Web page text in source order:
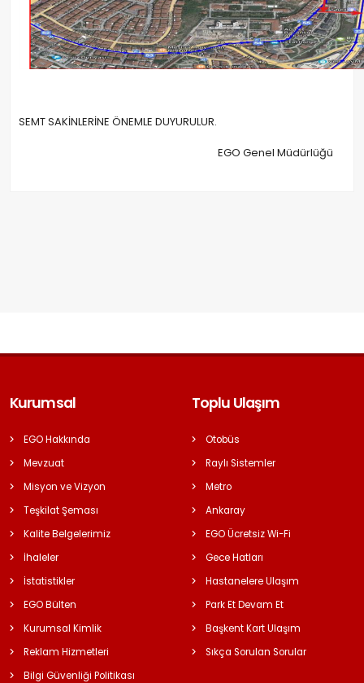
SEMT SAKİNLERİNE ÖNEMLE DUYURULUR.
EGO Genel Müdürlüğü
Kurumsal
EGO Hakkında
Mevzuat
Misyon ve Vizyon
Teşkilat Şeması
Kalite Belgelerimiz
İhaleler
İstatistikler
EGO Bülten
Kurumsal Kimlik
Reklam Hizmetleri
Bilgi Güvenliği Politikası
Toplu Ulaşım
Otobüs
Raylı Sistemler
Metro
Ankaray
EGO Ücretsiz Wi-Fi
Gece Hatları
Hastanelere Ulaşım
Park Et Devam Et
Başkent Kart Ulaşım
Sıkça Sorulan Sorular